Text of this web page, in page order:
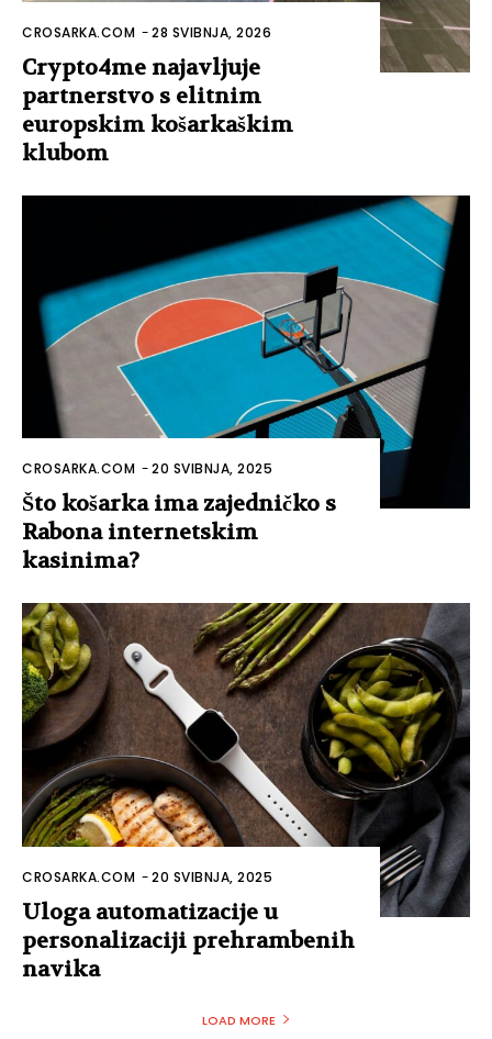
CROSARKA.COM -28 SVIBNJA, 2026
Crypto4me najavljuje
partnerstvo s elitnim
europskim košarkaškim
klubom
CROSARKA.COM -20 SVIBNJA, 2025
Što košarka ima zajedničko s
Rabona internetskim
kasinima?
CROSARKA.COM -20 SVIBNJA, 2025
Uloga automatizacije u
personalizaciji prehrambenih
navika
LOAD MORE